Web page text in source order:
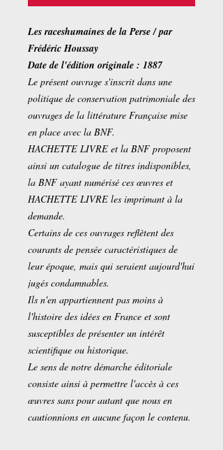
Les raceshumaines de la Perse / par
Frédéric Houssay
Date de l'édition originale : 1887
Le présent ouvrage s'inscrit dans une
politique de conservation patrimoniale des
ouvrages de la littérature Française mise
en place avec la BNF.
HACHETTE LIVRE et la BNF proposent
ainsi un catalogue de titres indisponibles,
la BNF ayant numérisé ces œuvres et
HACHETTE LIVRE les imprimant à la
demande.
Certains de ces ouvrages reflètent des
courants de pensée caractéristiques de
leur époque, mais qui seraient aujourd'hui
jugés condamnables.
Ils n'en appartiennent pas moins à
l'histoire des idées en France et sont
susceptibles de présenter un intérêt
scientifique ou historique.
Le sens de notre démarche éditoriale
consiste ainsi à permettre l'accès à ces
œuvres sans pour autant que nous en
cautionnions en aucune façon le contenu.